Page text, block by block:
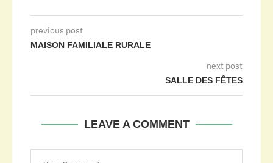
previous post
MAISON FAMILIALE RURALE
next post
SALLE DES FÊTES
LEAVE A COMMENT